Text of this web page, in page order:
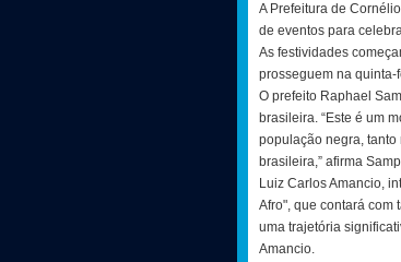
A Prefeitura de
de eventos para
As festividades
prosseguem na quinta-
O prefeito Raphael
brasileira. “Este é um
população negra,
brasileira,” afirma
Luiz Carlos Amancio,
Afro", que contará com
uma trajetória
Amancio.